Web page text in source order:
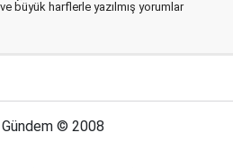
büyük harflerle yazılmış yorumlar
© 2008